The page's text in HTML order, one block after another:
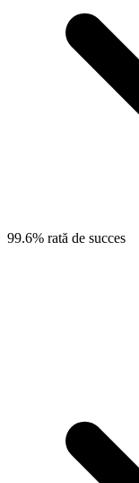
99.6% rată de succes